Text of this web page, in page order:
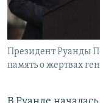
Президент Руанды
память о жертвах